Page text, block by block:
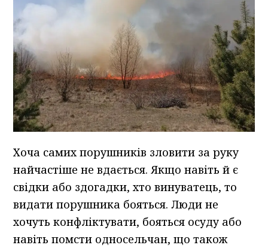
Хоча самих порушників зловити за руку
найчастіше не вдається. Якщо навіть й є
свідки або здогадки, хто винуватець, то
видати порушника бояться. Люди не
хочуть конфліктувати, бояться осуду або
навіть помсти односельчан, що також